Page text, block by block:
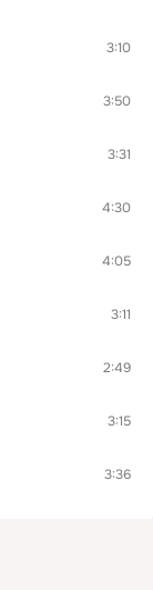
3:10
3:50
3:31
4:30
4:05
3:11
2:49
3:15
3:36